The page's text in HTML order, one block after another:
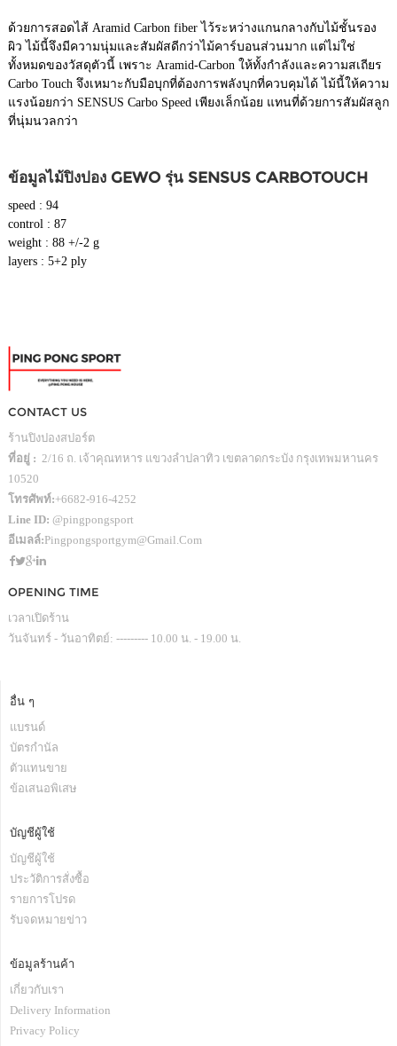
ด้วยการสอดไส้ Aramid Carbon fiber ไว้ระหว่างแกนกลางกับไม้ชั้นรอง
ผิว ไม้นี้จึงมีความนุ่มและสัมผัสดีกว่าไม้คาร์บอนส่วนมาก แต่ไม่ใช่
ทั้งหมดของวัสดุตัวนี้ เพราะ Aramid-Carbon ให้ทั้งกำลังและความสเถียร
Carbo Touch จึงเหมาะกับมือบุกที่ต้องการพลังบุกที่ควบคุมได้ ไม้นี้ให้ความ
แรงน้อยกว่า SENSUS Carbo Speed เพียงเล็กน้อย แทนที่ด้วยการสัมผัสลูก
ที่นุ่มนวลกว่า
ข้อมูลไม้ปิงปอง GEWO รุ่น SENSUS CARBOTOUCH
speed : 94
control : 87
weight : 88 +/-2 g
layers : 5+2 ply
CONTACT US
ร้านปิงปองสปอร์ต
ที่อยู่ : 2/16 ถ. เจ้าคุณทหาร แขวงลำปลาทิว เขตลาดกระบัง กรุงเทพมหานคร
10520
โทรศัพท์:+6682-916-4252
Line ID: @pingpongsport
อีเมลล์:Pingpongsportgym@gmail.com
OPENING TIME
เวลาเปิดร้าน
วันจันทร์ - วันอาทิตย์: --------- 10.00 น. - 19.00 น.
อื่น ๆ
แบรนด์
บัตรกำนัล
ตัวแทนขาย
ข้อเสนอพิเสษ
บัญชีผู้ใช้
บัญชีผู้ใช้
ประวัติการสั่งซื้อ
รายการโปรด
รับจดหมายข่าว
ข้อมูลร้านค้า
เกี่ยวกับเรา
Delivery Information
Privacy Policy